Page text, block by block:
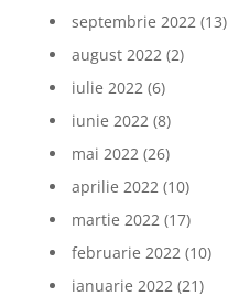
septembrie 2022(13)
august 2022(2)
iulie 2022(6)
iunie 2022(8)
mai 2022(26)
aprilie 2022(10)
martie 2022(17)
februarie 2022(10)
ianuarie 2022(21)